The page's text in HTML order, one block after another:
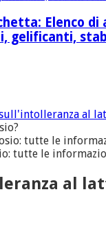
Elenco di
gelificanti,
al
tutte le
al